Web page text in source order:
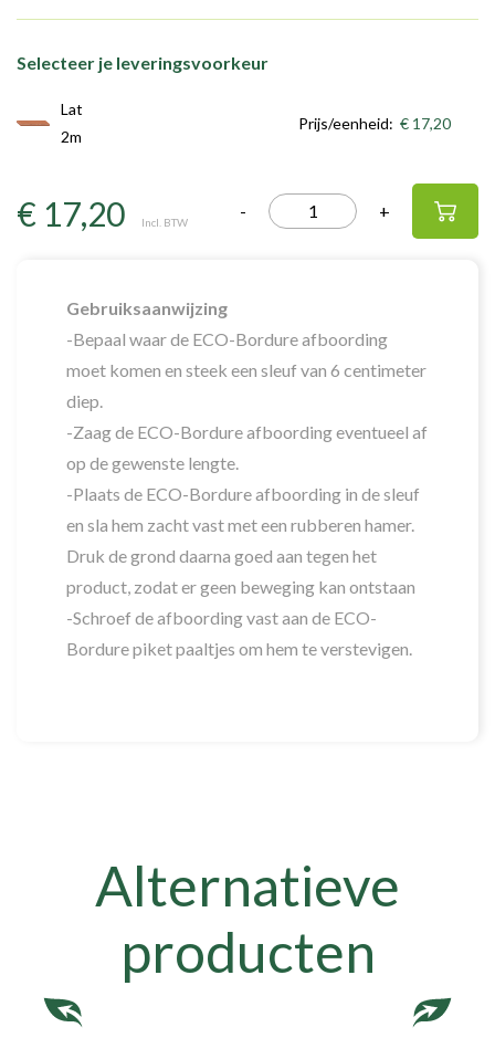
Selecteer je leveringsvoorkeur
Lat
2m
Prijs/eenheid: € 17,20
€ 17,20 Incl. BTW
- +
Gebruiksaanwijzing
-Bepaal waar de ECO-Bordure afboording
moet komen en steek een sleuf van 6 centimeter
diep.
-Zaag de ECO-Bordure afboording eventueel af
op de gewenste lengte.
-Plaats de ECO-Bordure afboording in de sleuf
en sla hem zacht vast met een rubberen hamer.
Druk de grond daarna goed aan tegen het
product, zodat er geen beweging kan ontstaan
-Schroef de afboording vast aan de ECO-
Bordure piket paaltjes om hem te verstevigen.
Alternatieve
producten